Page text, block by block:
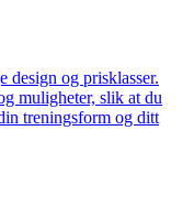
design og prisklasser.
muligheter, slik at du
treningsform og ditt